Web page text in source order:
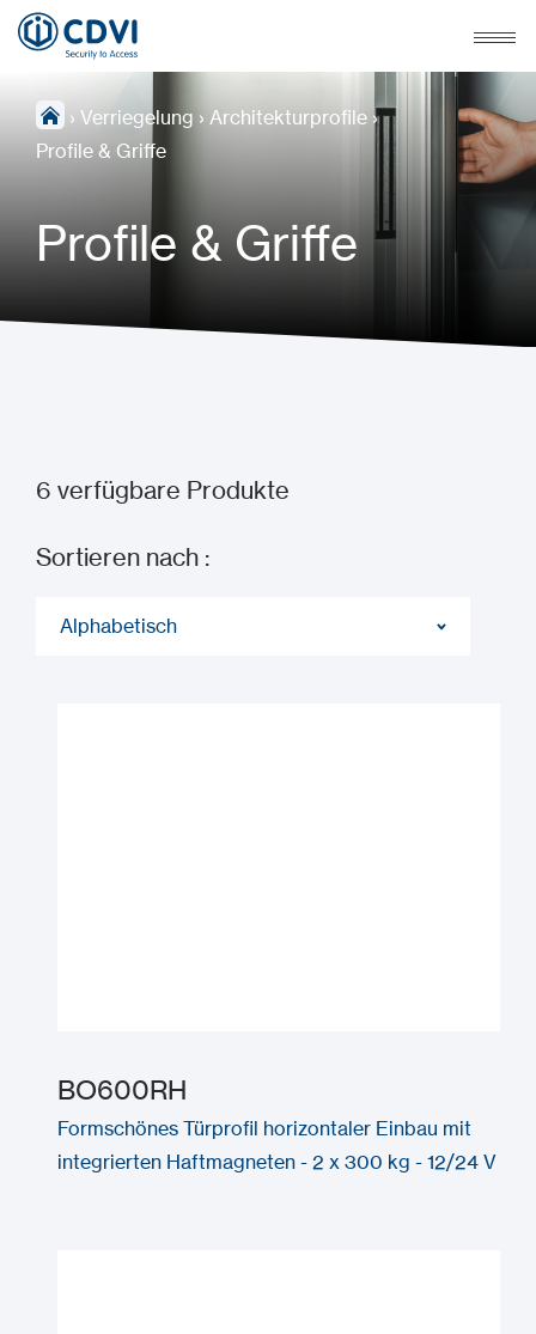
› Verriegelung › Architekturprofile ›
Profile & Griffe
Profile & Griffe
6 verfügbare Produkte
Sortieren nach :
Alphabetisch
BO600RH
Formschönes Türprofil horizontaler Einbau mit
integrierten Haftmagneten - 2 x 300 kg - 12/24 V